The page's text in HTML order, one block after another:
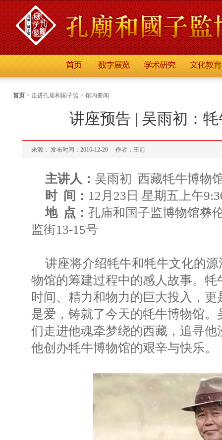
首页 > 走进孔庙和国子监 > 馆内要闻
讲座预告 | 吴雨初：
来源： 发布时间：2016-12-20 作者：王前
主讲人： 吴雨初 西藏牦牛博物
时 间： 12月23日 星期五上午
地 点： 孔庙和国子监博物馆彝
监街13-15号
讲座将介绍牦牛和牦牛文化的
物馆的筹建过程中的感人故事。
时间、精力和物力的巨大投入，
是爱，铸就了今天的牦牛博物馆
们走进他魂牵梦绕的西藏，追寻他
他创办牦牛博物馆的艰辛与快乐。